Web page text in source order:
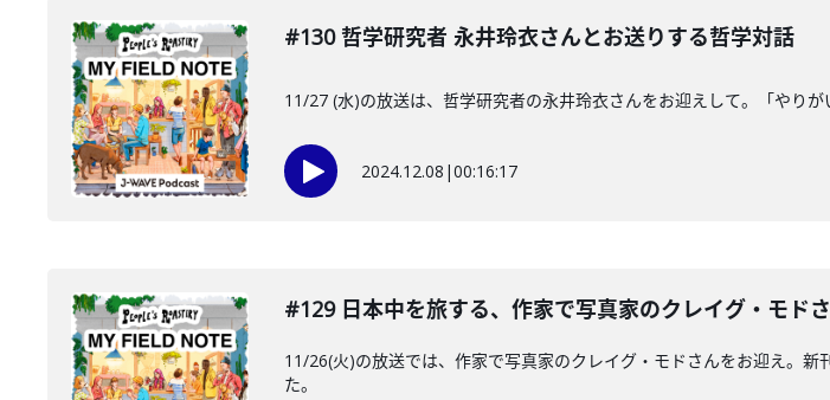
#130 哲学研究者 永井玲衣さんとお送りする哲学対話
11/27 (水)の放送は、哲学研究者の永井玲衣さんをお迎えして。「やり
2024.12.08 |00:16:17
#129 日本中を旅する、作家で写真家のクレイグ・モド
11/26(火)の放送では、作家で写真家のクレイグ・モドさんをお迎え。
た。